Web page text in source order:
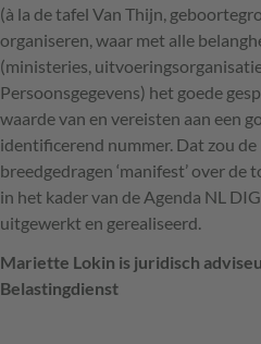
(à la de tafel Van Thijn,
organiseren, waar met alle
(ministeries,
Persoonsgegevens) het goede
waarde van en vereisten aan een
identificerend nummer. Dat zou
breedgedragen ‘manifest’ over de
in het kader van de Agenda NL
uitgewerkt en gerealiseerd.
Mariette Lokin is juridisch
Belastingdienst